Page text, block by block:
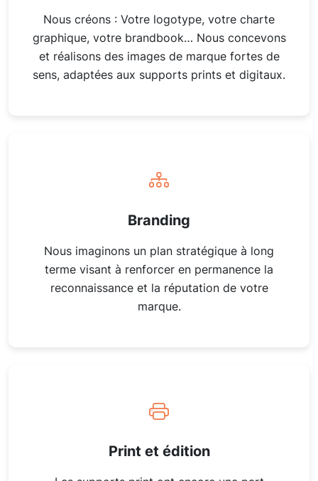
Nous créons : Votre logotype, votre charte
graphique, votre brandbook… Nous concevons
et réalisons des images de marque fortes de
sens, adaptées aux supports prints et digitaux.
Branding
Nous imaginons un plan stratégique à long
terme visant à renforcer en permanence la
reconnaissance et la réputation de votre
marque.
Print et édition